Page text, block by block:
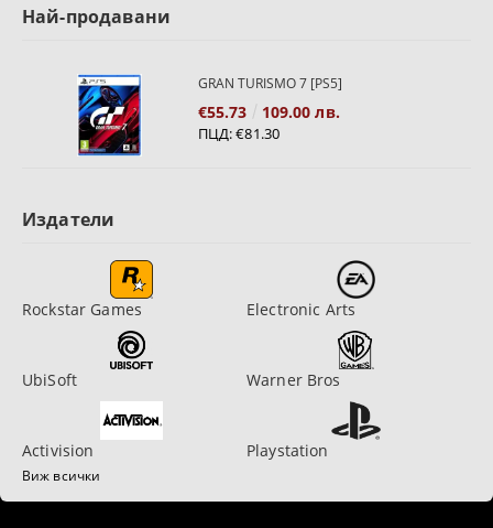
Най-продавани
GRAN TURISMO 7 [PS5]
€55.73 109.00 лв.
ПЦД:€81.30
Издатели
Rockstar Games Electronic Arts
UbiSoft Warner Bros
Activision Playstation
Виж всички